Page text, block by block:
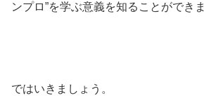
ンプロ”を学ぶ意義を知ることができま
ではいきましょう。